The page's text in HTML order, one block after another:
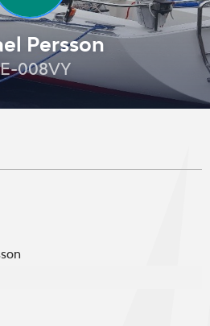
Persson
008VY